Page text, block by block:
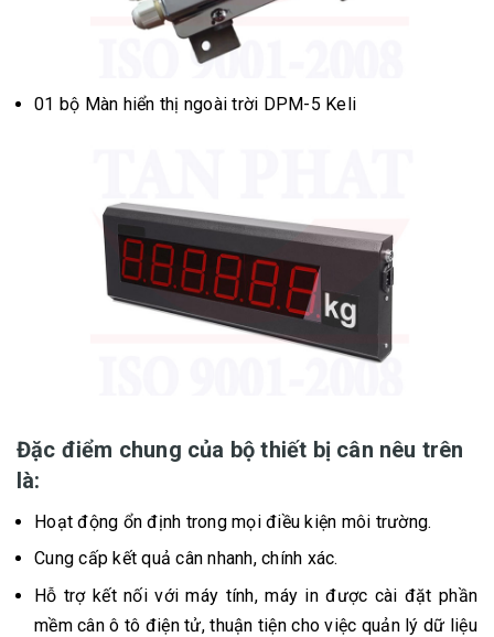
01 bộ Màn hiển thị ngoài trời DPM-5 Keli
Đặc điểm chung của bộ thiết bị cân nêu trên
là:
Hoạt động ổn định trong mọi điều kiện môi trường.
Cung cấp kết quả cân nhanh, chính xác.
Hỗ trợ kết nối với máy tính, máy in được cài đặt phần
mềm cân ô tô điện tử, thuận tiện cho việc quản lý dữ liệu